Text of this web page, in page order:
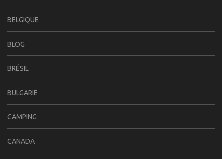
BELGIQUE
BLOG
BRÉSIL
BULGARIE
CAMPING
CANADA